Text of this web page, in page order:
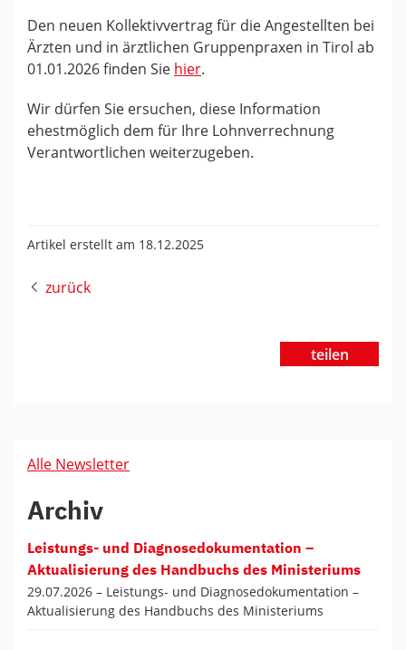
Den neuen Kollektivvertrag für die Angestellten bei
Ärzten und in ärztlichen Gruppenpraxen in Tirol ab
01.01.2026 finden Sie hier.
Wir dürfen Sie ersuchen, diese Information
ehestmöglich dem für Ihre Lohnverrechnung
Verantwortlichen weiterzugeben.
Artikel erstellt am 18.12.2025
zurück
teilen
Alle Newsletter
Archiv
Leistungs- und Diagnosedokumentation –
Aktualisierung des Handbuchs des Ministeriums
29.07.2026 – Leistungs- und Diagnosedokumentation –
Aktualisierung des Handbuchs des Ministeriums